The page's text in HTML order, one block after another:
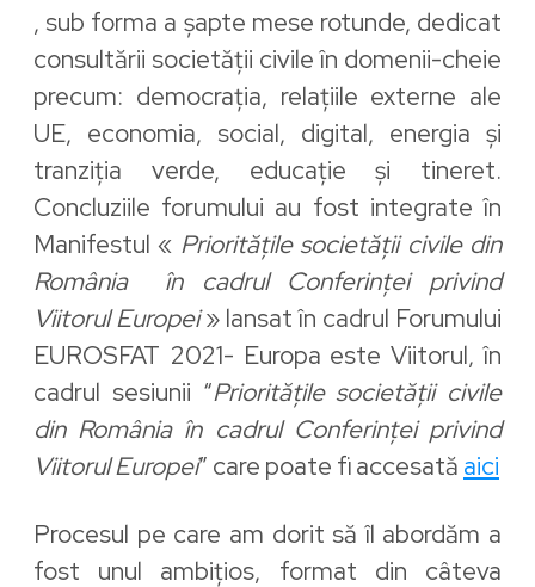
, sub forma a șapte mese rotunde, dedicat
consultării societății civile în domenii-cheie
precum: democrația, relațiile externe ale
UE, economia, social, digital, energia și
tranziția verde, educație și tineret.
Concluziile forumului au fost integrate în
Manifestul « Prioritățile societății civile din
România în cadrul Conferinței privind
Viitorul Europei» lansat în cadrul Forumului
EUROSFAT 2021- Europa este Viitorul, în
cadrul sesiunii “Prioritățile societății civile
din România în cadrul Conferinței privind
Viitorul Europei” care poate fi accesată aici
Procesul pe care am dorit să îl abordăm a
fost unul ambițios, format din câteva